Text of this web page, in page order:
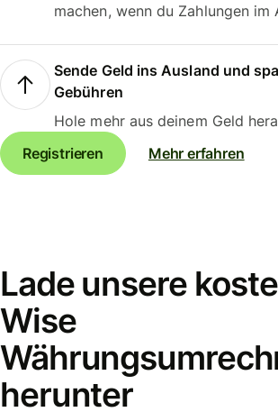
machen, wenn du Zahlungen
Sende Geld ins Ausland und
Gebühren
Hole mehr aus deinem Geld
Registrieren
Mehr erfahren
Lade unsere
Wise
herunter